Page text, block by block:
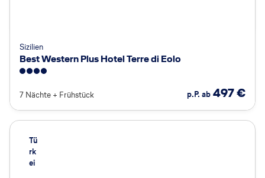
Sizilien
Best Western Plus Hotel Terre di Eolo
7 Nächte + Frühstück p.P. ab 497€
Tü
rk
ei